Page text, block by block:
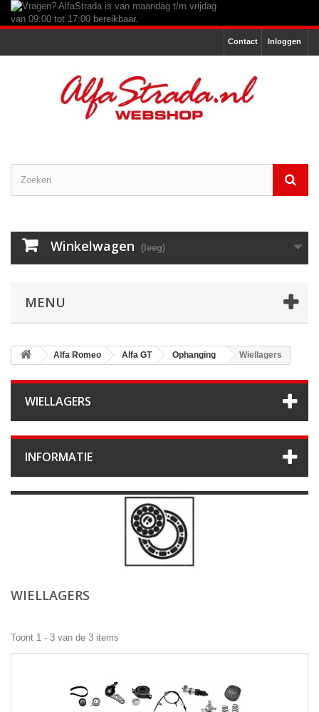
Inloggen
Contact
Winkelwagen (leeg)
MENU
Alfa Romeo Alfa GT Ophanging Wiellagers
WIELLAGERS
INFORMATIE
WIELLAGERS
Toont 1 - 3 van de 3 items